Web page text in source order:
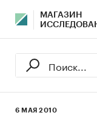
МАГАЗИН
6 МАЯ 2010